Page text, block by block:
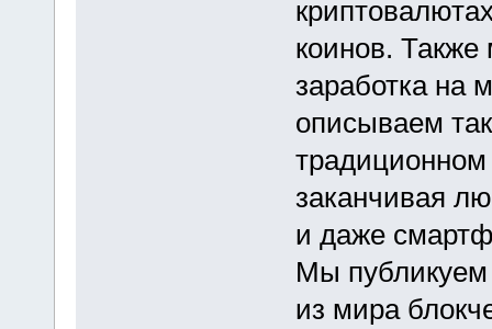
коинов.
заработка на
описываем
традиционном
заканчивая
и даже
Мы публикуем
из мира